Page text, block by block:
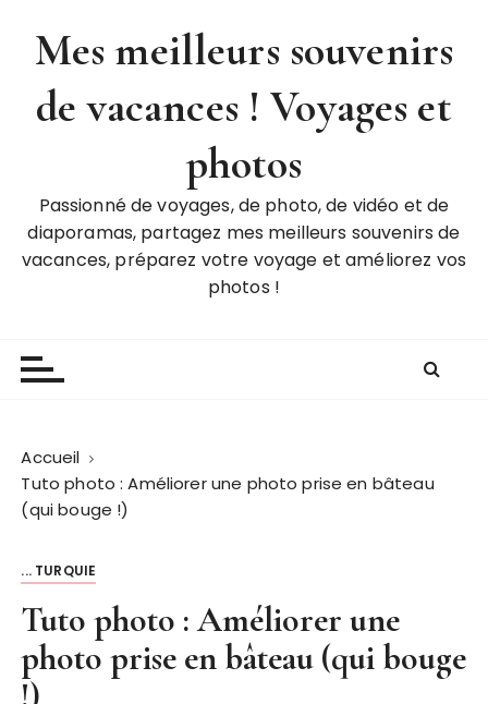
Mes meilleurs souvenirs
de vacances ! Voyages et
photos
Passionné de voyages, de photo, de vidéo et de
diaporamas, partagez mes meilleurs souvenirs de
vacances, préparez votre voyage et améliorez vos
photos !
Accueil
Tuto photo : Améliorer une photo prise en bâteau
(qui bouge !)
... TURQUIE
Tuto photo : Améliorer une
photo prise en bâteau (qui bouge